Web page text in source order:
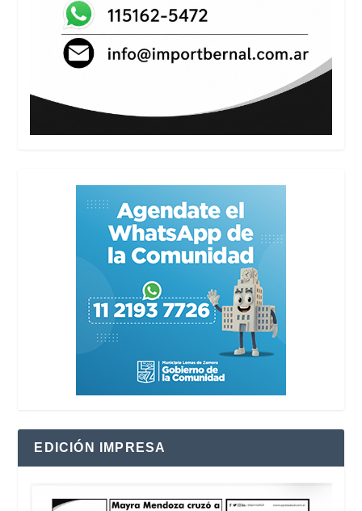
EDICIÓN IMPRESA